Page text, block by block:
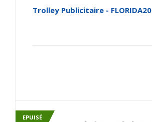
Trolley Publicitaire - FLORIDA20
EPUISÉ